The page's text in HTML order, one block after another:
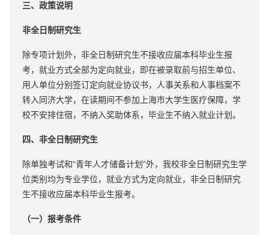
三、政策说明
非全日制研究生
除专项计划外，非全日制研究生不接收应届本科毕业生报
考，就业方式全部为定向就业，即在被录取前与招生单位、
用人单位分别签订定向就业协议书，人事关系和人事档案不
转入同济大学，在读期间不参加上海市大学生医疗保障，学
校不安排住宿，不纳入奖助体系，毕业生不纳入就业计划。
四、非全日制研究生
除单独考试和“青年人才储备计划”外，我校非全日制研究生学
位类别均为专业学位，就业方式为定向就业，非全日制研究
生不接收应届本科毕业生报考。
（一）报考条件